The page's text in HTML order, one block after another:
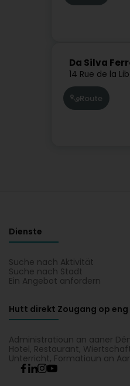
Da Silva
14 Rue de la
Route
Dienste
Suche nach Aktivität
Suche nach Stadt
Ein Angebot anfordern
Hutt direkt Zougang op
Administratioun an aaner
Hotel, Restaurant,
Unterricht, Formatioun an